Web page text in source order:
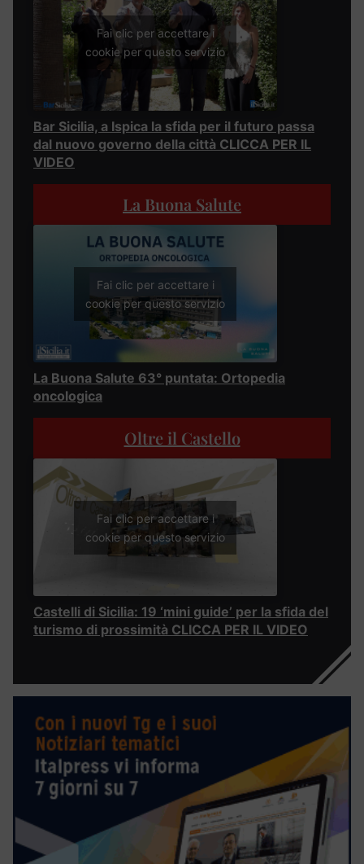
Fai clic per accettare i
cookie per questo servizio
Bar Sicilia, a Ispica la sfida per il futuro passa
dal nuovo governo della città CLICCA PER IL
VIDEO
La Buona Salute
Fai clic per accettare i
cookie per questo servizio
La Buona Salute 63° puntata: Ortopedia
oncologica
Oltre il Castello
Fai clic per accettare i
cookie per questo servizio
Castelli di Sicilia: 19 ‘mini guide’ per la sfida del
turismo di prossimità CLICCA PER IL VIDEO